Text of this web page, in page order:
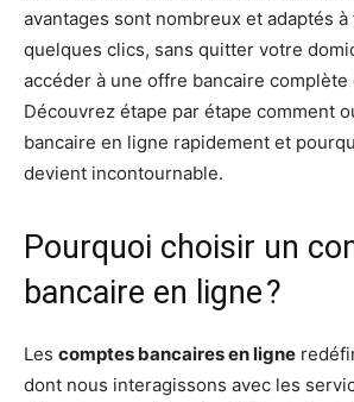
avantages sont nombreux et adaptés
quelques clics, sans quitter votre
accéder à une offre bancaire
Découvrez étape par étape comment
bancaire en ligne rapidement et
devient incontournable.
Pourquoi choisir un
bancaire en ligne ?
Les comptes bancaires en ligne
dont nous interagissons avec les